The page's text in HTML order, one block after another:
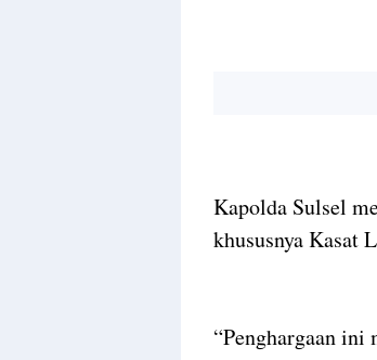
Kapolda Sulsel
khususnya Kasat
“Penghargaan